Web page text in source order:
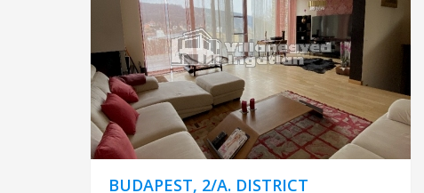
BUDAPEST, 2/A. DISTRICT